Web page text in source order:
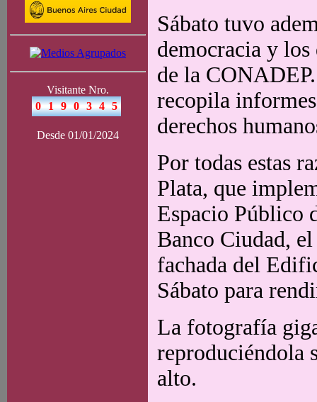
Visitante Nro.
Desde 01/01/2024
Sábato tuvo
democracia y los
de la
recopila
derechos
Por todas estas
Plata, que
Espacio Público
Banco Ciudad,
fachada del
Sábato para
La fotografía
reproduciéndola
alto.